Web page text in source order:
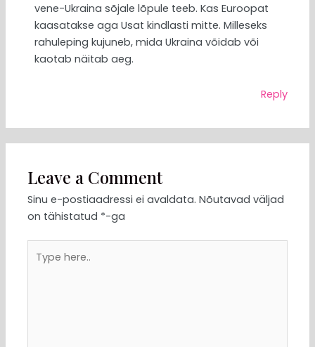
vene-Ukraina sõjale lõpule teeb. Kas Euroopat
kaasatakse aga Usat kindlasti mitte. Milleseks
rahuleping kujuneb, mida Ukraina võidab või
kaotab näitab aeg.
Reply
Leave a Comment
Sinu e-postiaadressi ei avaldata. Nõutavad väljad
on tähistatud *-ga
here..